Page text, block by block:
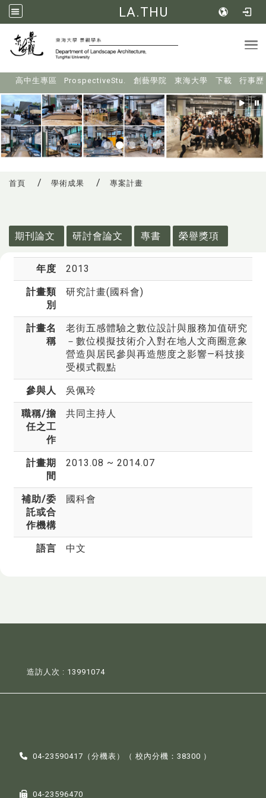
LA.THU
高中生專區 ProspectiveStu. 創藝學院 東海大學 下載 行事歷
首頁 學術成果 專案計畫
期刊論文
研討會論文 專書 榮譽獎項
年度 2013
計畫類
別
研究計畫(國科會)
計畫名
稱
老街五感體驗之數位設計與服務加值研究
－數位模擬技術介入對在地人文商圈意象
營造與居民參與再造態度之影響—科技接
受模式觀點
參與人 吳佩玲
職稱/擔
任之工
作
共同主持人
計畫期
間
2013.08 ~ 2014.07
補助/委
託或合
作機構
國科會
語言 中文
造訪人次 : 13991074
04-23590417（分機表 ）（ 校內分機：38300 ）
04-23596470